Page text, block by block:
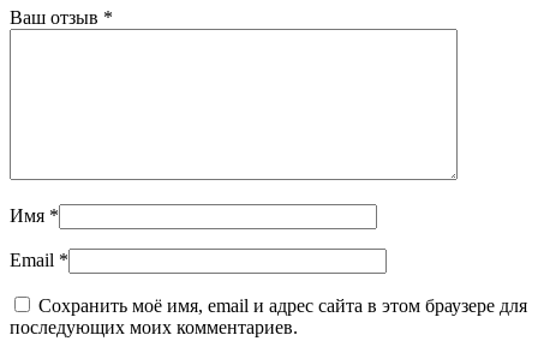
Ваш отзыв *
Имя *
Email *
Сохранить моё имя, email и адрес сайта в этом браузере для
последующих моих комментариев.